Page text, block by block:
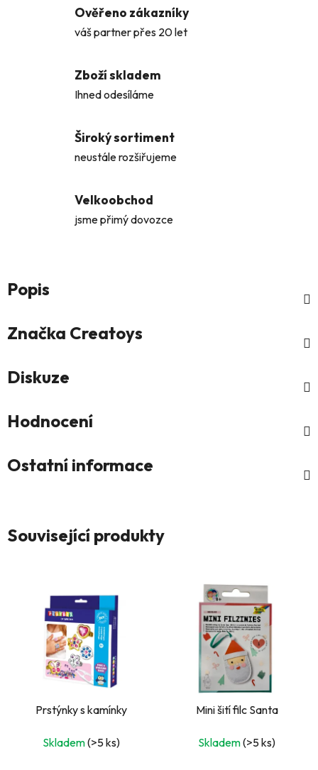
Ověřeno zákazníky
váš partner přes 20 let
Zboží skladem
Ihned odesíláme
Široký sortiment
neustále rozšiřujeme
Velkoobchod
jsme přimý dovozce
Popis
Značka Creatoys
Diskuze
Hodnocení
Ostatní informace
Související produkty
Prstýnky s kamínky
Skladem(>5 ks)
Mini šití filc Santa
Skladem(>5 ks)